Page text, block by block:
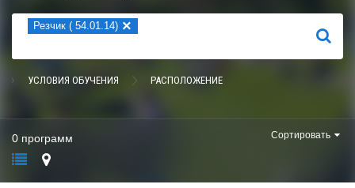
Резчик ( 54.01.14) ×
НАЙТИ
УСЛОВИЯ ОБУЧЕНИЯ РАСПОЛОЖЕНИЕ
0 программ Сортировать